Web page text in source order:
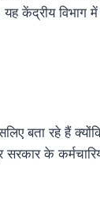
यह केंद्रीय
बता रहे हैं
के